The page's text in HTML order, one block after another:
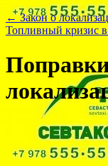
←Закон о
Топливный кризис